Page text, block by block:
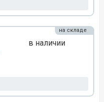
в наличии
на складе